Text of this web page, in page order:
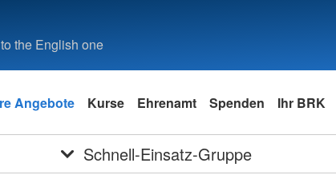
the English one
Angebote Kurse Ehrenamt Spenden Ihr BRK
Schnell-Einsatz-Gruppe